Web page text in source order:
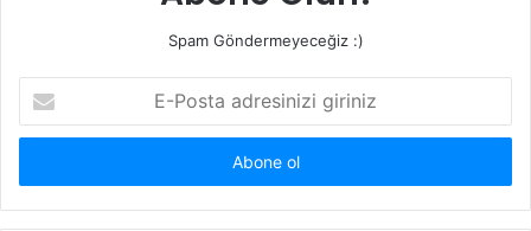
Spam Göndermeyeceğiz :)
P
s
t